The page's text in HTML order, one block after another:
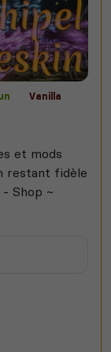
Vanilla
et mods
restant fidèle
Shop ~